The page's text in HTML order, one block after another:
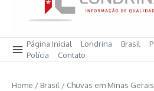
Página Inicial Londrina Brasil
Polícia
Contato
Home / Brasil / Chuvas em Minas